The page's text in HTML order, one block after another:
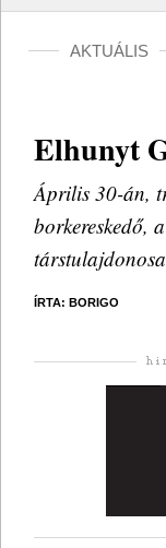
AKTUÁLIS
Elhunyt
Április 30-án,
borkereskedő,
ÍRTA: BORIGO